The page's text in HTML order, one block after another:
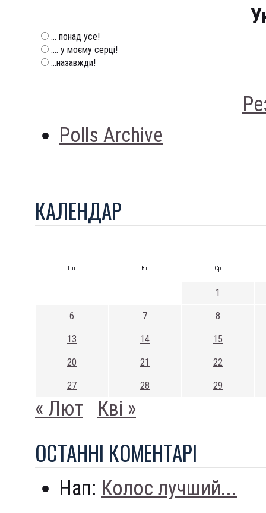
... понад усе!
.... у моєму серці!
...назавжди!
Polls Archive
КАЛЕНДАР
Пн Вт Ср
1
6 7 8
13 14 15
20 21 22
27 28 29
« Лют Кві »
ОСТАННI КОМЕНТАРI
Нап: Колос лучший...